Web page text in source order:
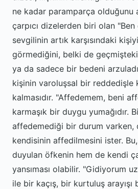
ne kadar paramparça olduğunu
çarpıcı dizelerden biri olan
sevgilinin artık karşısındaki
görmediğini, belki de
ya da sadece bir bedeni
kişinin varoluşsal bir reddedişle
kalmasıdır. "Affedemem, beni
karmaşık bir duygu yumağıdır.
affedemediği bir durum varken,
kendisinin affedilmesini ister.
duyulan öfkenin hem de kendi
yansıması olabilir. "Gidiyorum
ile bir kaçış, bir kurtuluş arayışı